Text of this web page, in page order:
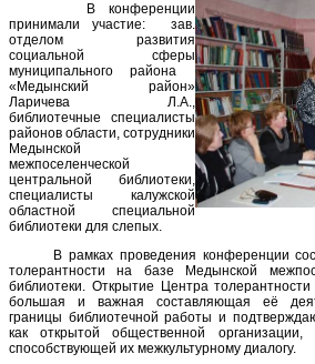
В конференции
принимали участие: зав.
отделом развития
социальной сферы
муниципального района
«Медынский район»
Ларичева Л.А.,
библиотечные специалисты
районов области, сотрудники
Медынской
межпоселенческой
центральной библиотеки,
специалисты калужской
областной специальной
библиотеки для слепых.
В рамках проведения конференции
толерантности на базе Медынской
библиотеки. Открытие Центра
большая и важная составляющая её
границы библиотечной работы и
как открытой общественной
способствующей их межкультурному диалогу.